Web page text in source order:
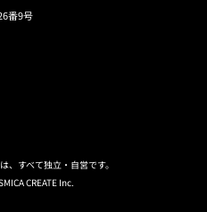
番9号
、すべて独立・自営です。
CREATE Inc.